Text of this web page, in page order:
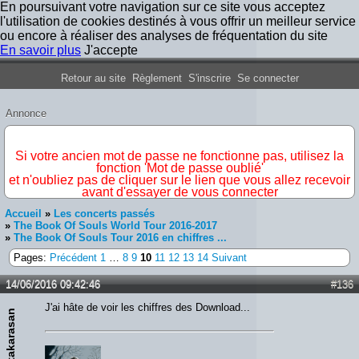
En poursuivant votre navigation sur ce site vous acceptez
l'utilisation de cookies destinés à vous offrir un meilleur service
ou encore à réaliser des analyses de fréquentation du site
En savoir plus J'accepte
Forum Iron Maiden France
Retour au site Règlement S'inscrire Se connecter
Annonce
Si votre ancien mot de passe ne fonctionne pas, utilisez la
fonction 'Mot de passe oublié'
et n'oubliez pas de cliquer sur le lien que vous allez recevoir
avant d'essayer de vous connecter
Accueil » Les concerts passés
» The Book Of Souls World Tour 2016-2017
» The Book Of Souls Tour 2016 en chiffres ...
Pages: Précédent 1 … 8 9 10 11 12 13 14 Suivant
#136
14/06/2016 09:42:46
takarasan
J'ai hâte de voir les chiffres des Download...